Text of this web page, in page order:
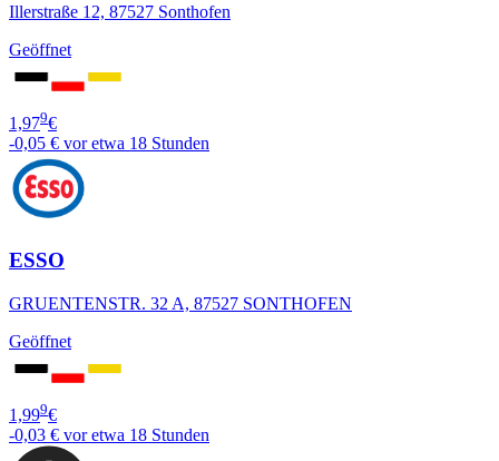
Illerstraße 12, 87527 Sonthofen
Geöffnet
1,979€
-0,05 € vor etwa 18 Stunden
ESSO
GRUENTENSTR. 32 A, 87527 SONTHOFEN
Geöffnet
1,999€
-0,03 € vor etwa 18 Stunden